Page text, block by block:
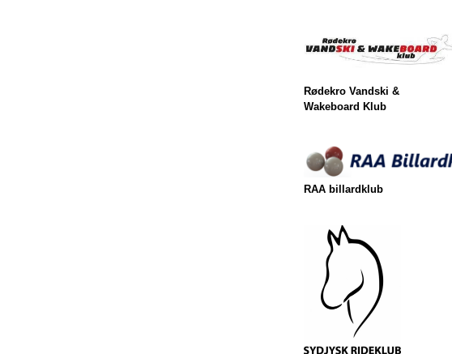
Rødekro Vandski &
Wakeboard Klub
RAA billardklub